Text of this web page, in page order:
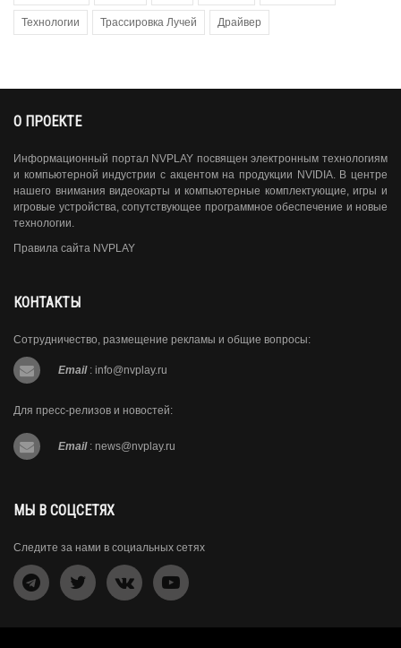
Технологии Трассировка Лучей Драйвер
О ПРОЕКТЕ
Информационный портал NVPLAY посвящен электронным технологиям
и компьютерной индустрии с акцентом на продукции NVIDIA. В центре
нашего внимания видеокарты и компьютерные комплектующие, игры и
игровые устройства, сопутствующее программное обеспечение и новые
технологии.
Правила сайта NVPLAY
КОНТАКТЫ
Сотрудничество, размещение рекламы и общие вопросы:
Email : info@nvplay.ru
Для пресс-релизов и новостей:
Email : news@nvplay.ru
МЫ В СОЦСЕТЯХ
Следите за нами в социальных сетях